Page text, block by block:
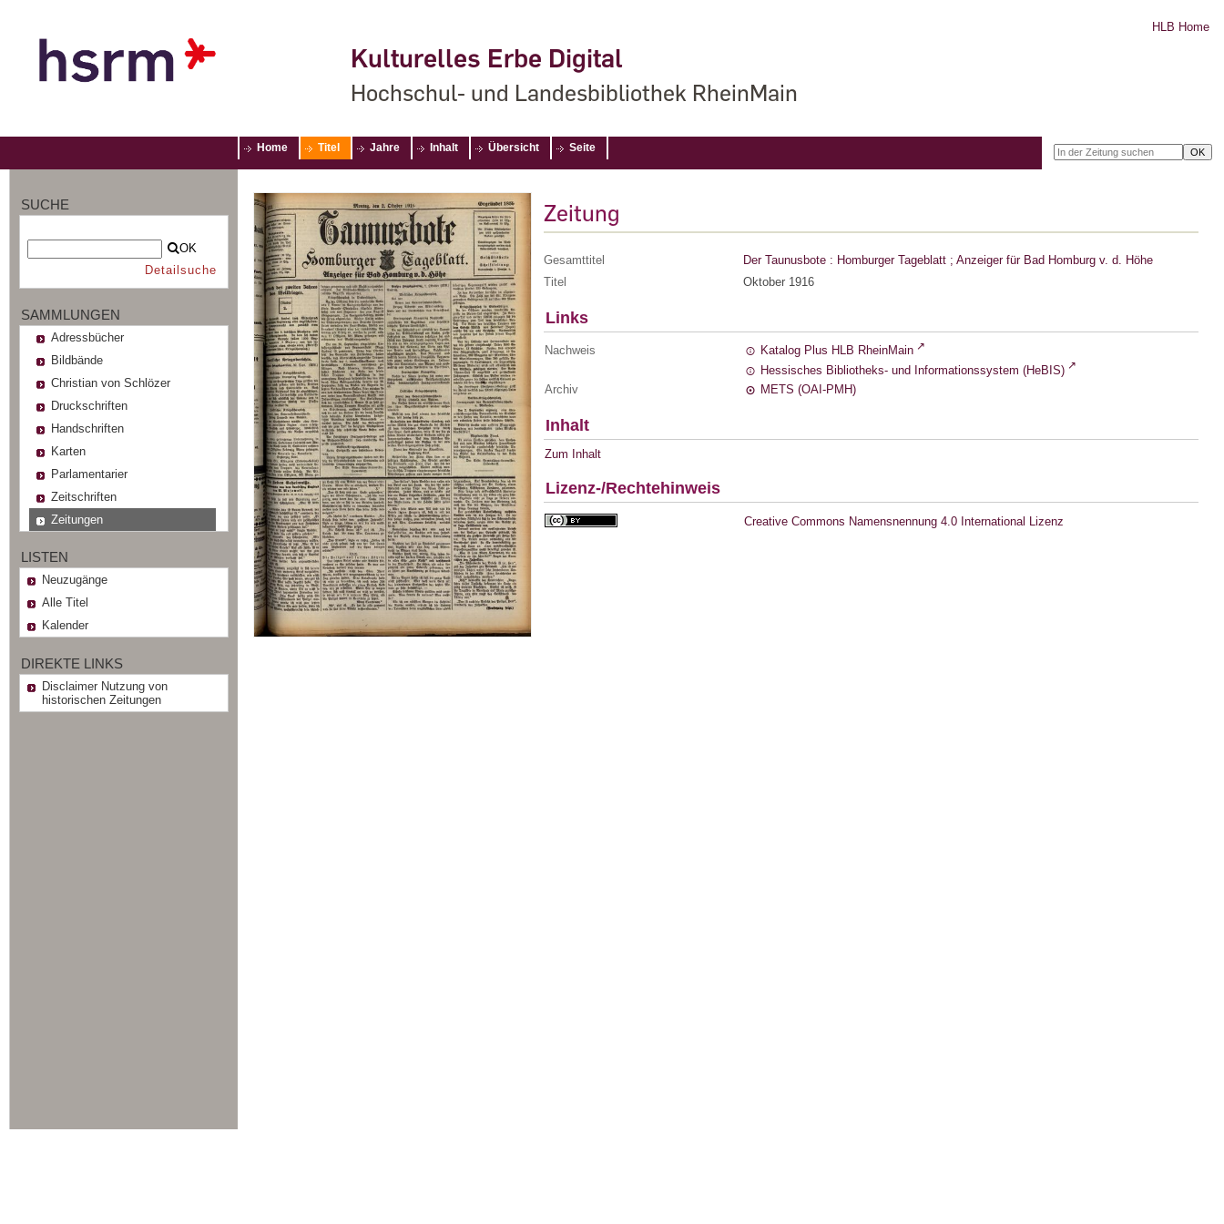
Kulturelles Erbe Digital
Hochschul- und Landesbibliothek RheinMain
HLB Home
Home Titel Jahre Inhalt Übersicht Seite
SUCHE
OK
Detailsuche
SAMMLUNGEN
Adressbücher
Bildbände
Christian von Schlözer
Druckschriften
Handschriften
Karten
Parlamentarier
Zeitschriften
Zeitungen
LISTEN
Neuzugänge
Alle Titel
Kalender
DIREKTE LINKS
Disclaimer Nutzung von
historischen Zeitungen
Zeitung
Gesamttitel
Der Taunusbote : Homburger Tageblatt ; Anzeiger für Bad Homburg v. d. Höhe
Titel
Oktober 1916
Links
Nachweis
Katalog Plus HLB RheinMain
Hessisches Bibliotheks- und Informationssystem (HeBIS)
Archiv
METS (OAI-PMH)
Inhalt
Zum Inhalt
Lizenz-/Rechtehinweis
Creative Commons Namensnennung 4.0 International Lizenz